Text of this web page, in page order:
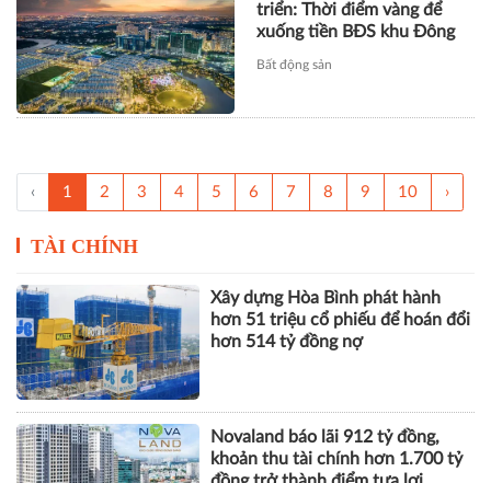
triển: Thời điểm vàng để
xuống tiền BĐS khu Đông
Bất động sản
‹ 1 2 3 4 5 6 7 8 9 10 ›
TÀI CHÍNH
Xây dựng Hòa Bình phát hành
hơn 51 triệu cổ phiếu để hoán đổi
hơn 514 tỷ đồng nợ
Novaland báo lãi 912 tỷ đồng,
khoản thu tài chính hơn 1.700 tỷ